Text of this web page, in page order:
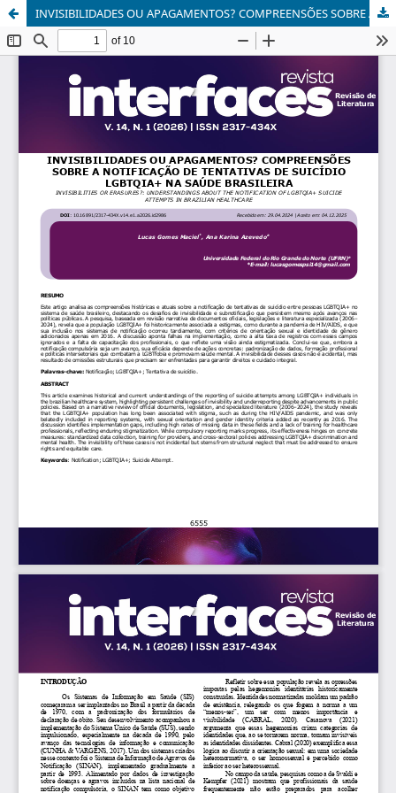
INVISIBILIDADES OU APAGAMENTOS? COMPREENSÕES SOBRE A NOTIFICAÇÃO DE TENTATIVAS DE SUICÍDIO LGBTQIA+ NA SAÚDE BRASILEIRA